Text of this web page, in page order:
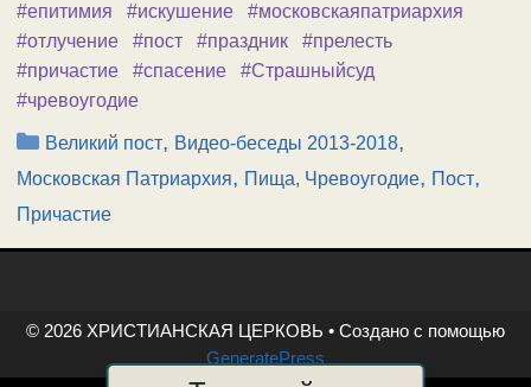
#епитимия
#искушение
#московскаяпатриархия
#отлучение
#пост #праздник
#прелесть
#причастие
#спасение
#Страшныйсуд
#чревоугодие
Рубрики
Великий пост, Видео-беседы 2013-2018,
Московская Патриархия, Пища, Чревоугодие, Пост,
Причастие
© 2026 ХРИСТИАНСКАЯ ЦЕРКОВЬ • Создано с помощью
GeneratePress